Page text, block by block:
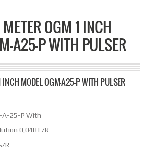
OGM 1 INCH
A25-P WITH PULSER
INCH MODEL OGM-A25-P WITH PULSER
A-25-P With
0,048 L/R
R